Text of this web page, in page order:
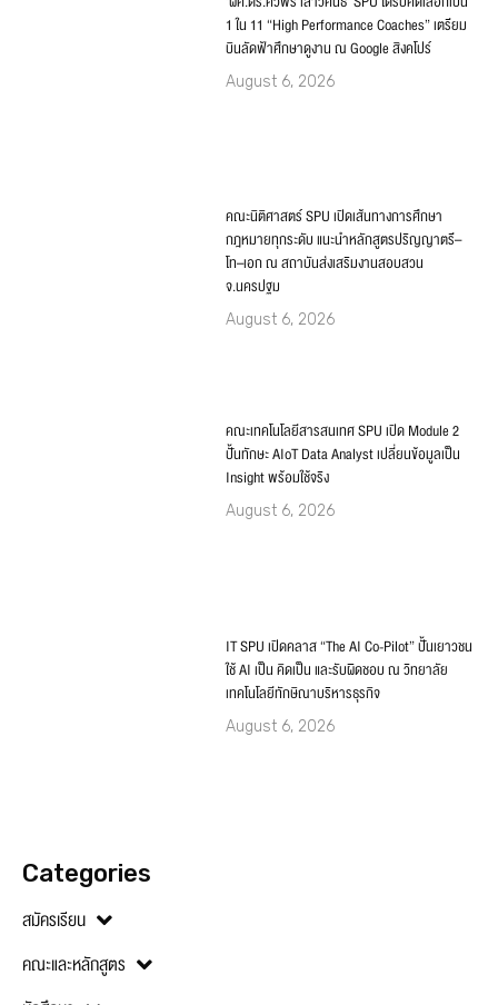
‘ผศ.ดร.ศิวพร เสาวคนธ์’ SPU ได้รับคัดเลือกเป็น
1 ใน 11 “High Performance Coaches” เตรียม
บินลัดฟ้าศึกษาดูงาน ณ Google สิงคโปร์
August 6, 2026
คณะนิติศาสตร์ SPU เปิดเส้นทางการศึกษา
กฎหมายทุกระดับ แนะนำหลักสูตรปริญญาตรี–
โท–เอก ณ สถาบันส่งเสริมงานสอบสวน
จ.นครปฐม
August 6, 2026
คณะเทคโนโลยีสารสนเทศ SPU เปิด Module 2
ปั้นทักษะ AIoT Data Analyst เปลี่ยนข้อมูลเป็น
Insight พร้อมใช้จริง
August 6, 2026
IT SPU เปิดคลาส “The AI Co-Pilot” ปั้นเยาวชน
ใช้ AI เป็น คิดเป็น และรับผิดชอบ ณ วิทยาลัย
เทคโนโลยีทักษิณาบริหารธุรกิจ
August 6, 2026
Categories
สมัครเรียน
คณะและหลักสูตร